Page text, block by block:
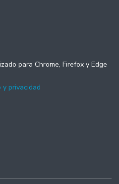
para Chrome, Firefox y Edge
y privacidad